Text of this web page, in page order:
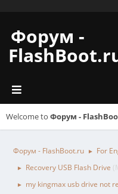
Форум -
Welcome to Форум -
Форум - FlashBoot.ru ► For
► Recovery USB Flash Drive
► my kingmax usb drive not